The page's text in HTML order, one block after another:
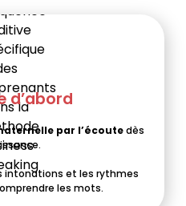
d’abord
par l’écoutedès
intonations et les rythmes
les mots.